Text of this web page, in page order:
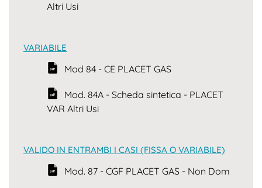
Altri Usi
VARIABILE
Mod 84 - CE PLACET GAS
Mod. 84A - Scheda sintetica - PLACET
VAR Altri Usi
VALIDO IN ENTRAMBI I CASI (FISSA O VARIABILE)
Mod. 87 - CGF PLACET GAS - Non Dom